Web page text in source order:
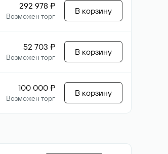
292 978 ₽
Возможен торг
В корзину
52 703 ₽
Возможен торг
В корзину
100 000 ₽
Возможен торг
В корзину